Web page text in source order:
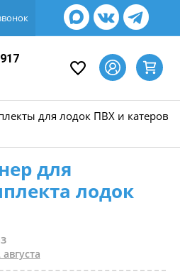
для лодок ПВХ и катеров
для
лодок